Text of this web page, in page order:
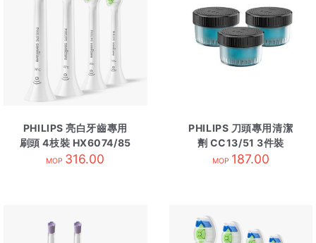
PHILIPS 亮白牙齒專用
刷頭 4枝裝 HX6074/85
白
MOP 316.00
PHILIPS 刀頭專用清潔
劑 CC13/51 3件裝
MOP 187.00